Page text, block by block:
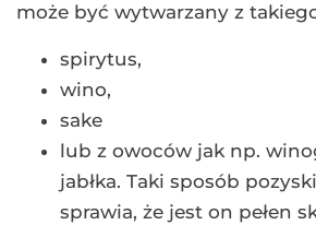
może być wytwarzany z
spirytus,
wino,
sake
lub z owoców jak np.
jabłka. Taki sposób
sprawia, że jest on pełen